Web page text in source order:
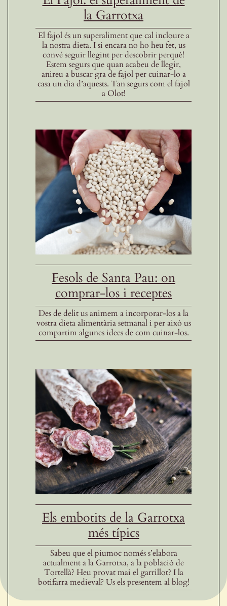
la Garrotxa
El fajol és un superaliment que cal incloure a
la nostra dieta. I si encara no ho heu fet, us
convé seguir llegint per descobrir perquè!
Estem segurs que quan acabeu de llegir,
anireu a buscar gra de fajol per cuinar-lo a
casa un dia d’aquests. Tan segurs com el fajol
a Olot!
Fesols de Santa Pau: on
comprar-los i receptes
Des de delit us animem a incorporar-los a la
vostra dieta alimentària setmanal i per això us
compartim algunes idees de com cuinar-los.
Els embotits de la Garrotxa
més típics
Sabeu que el piumoc només s’elabora
actualment a la Garrotxa, a la població de
Tortellà? Heu provat mai el garrillot? I la
botifarra medieval? Us els presentem al blog!